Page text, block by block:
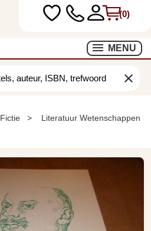
(0)
MENU
clear
Fictie
Literatuur Wetenschappen